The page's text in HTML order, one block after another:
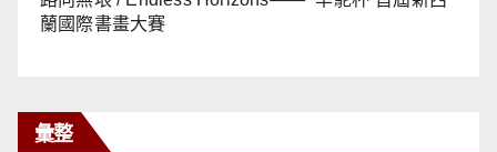
蘭國際書畫大賽
彙整